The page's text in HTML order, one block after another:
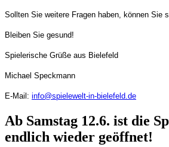
Sollten Sie weitere Fragen haben, können Sie
Bleiben Sie gesund!
Spielerische Grüße aus Bielefeld
Michael Speckmann
E-Mail: info@spielewelt-in-bielefeld.de
Ab Samstag 12.6. ist die
endlich wieder geöffnet!